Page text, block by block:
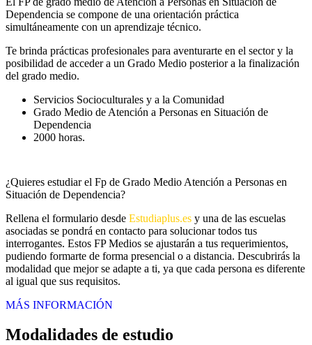
Dependencia se compone de una orientación práctica
simultáneamente con un aprendizaje técnico.
Te brinda prácticas profesionales para aventurarte en el sector y la
posibilidad de acceder a un Grado Medio posterior a la finalización
del grado medio.
Servicios Socioculturales y a la Comunidad
Grado Medio de Atención a Personas en Situación de
Dependencia
2000 horas.
¿Quieres estudiar el Fp de Grado Medio Atención a Personas en
Situación de Dependencia?
Rellena el formulario desde Estudiaplus.es y una de las escuelas
asociadas se pondrá en contacto para solucionar todos tus
interrogantes. Estos FP Medios se ajustarán a tus requerimientos,
pudiendo formarte de forma presencial o a distancia. Descubrirás la
modalidad que mejor se adapte a ti, ya que cada persona es diferente
al igual que sus requisitos.
MÁS INFORMACIÓN
Modalidades de estudio